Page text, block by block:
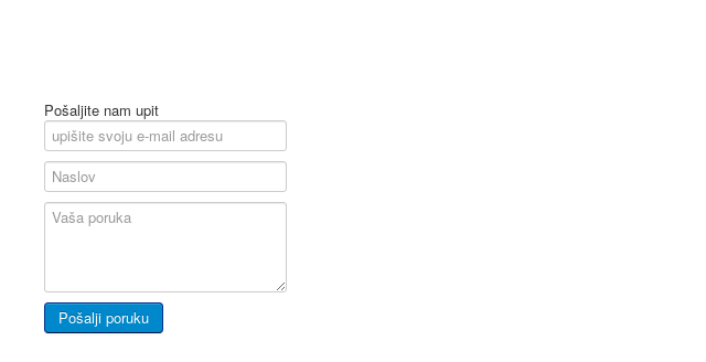
Pošaljite nam upit